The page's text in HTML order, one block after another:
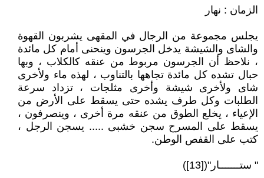
الزمان : نهار
يجلس مجموعة من الرجال في المقهى يشربون القهوة
والشاى والشيشة يدخل الجرسون وينحنى أمام كل مائدة
، نلاحظ أن الجرسون مربوط من عنقه كالكلاب ، وبها
حبال تشده كل مائدة تجاهها بالتناوب ، لهذه ماء ولأخرى
شاى ولأخرى شيشة وأخرى مثلجات ، تزداد سرعة
الطلبات وكل طرف يشده حتى يسقط على الأرض من
الإعياء ، يخلع الطوق من عنقه مرة أخرى ، وينصرفون ،
يسقط على المسرح سجن خشبى ..... يسجن الرجل ،
كتب على القفص الوطن.
" ستـــــــار"([13])